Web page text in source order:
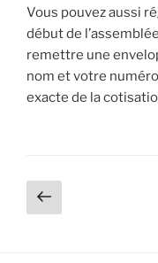
Vous pouvez aussi
début de
remettre une
nom et votre
exacte de la
Pagination
des
Page
précédente